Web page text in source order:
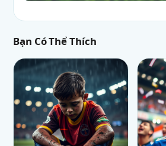
Bạn Có Thể Thích